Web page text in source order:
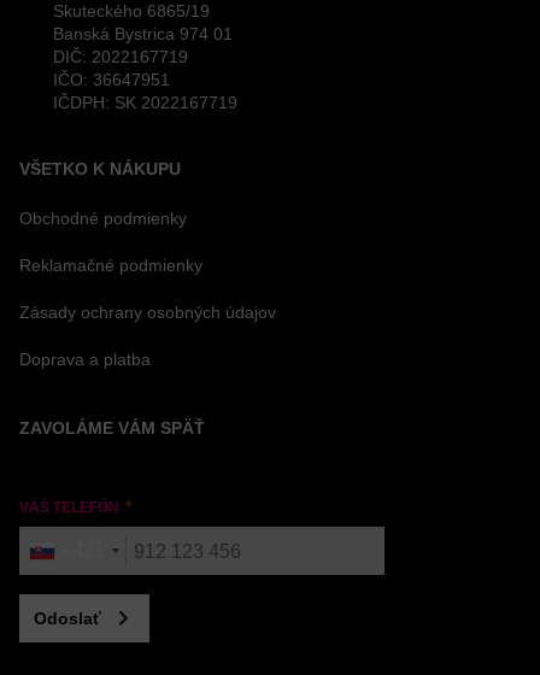
Skuteckého 6865/19
Banská Bystrica 974 01
DIČ: 2022167719
IČO: 36647951
IČDPH: SK 2022167719
VŠETKO K NÁKUPU
Obchodné podmienky
Reklamačné podmienky
Zásady ochrany osobných údajov
Doprava a platba
ZAVOLÁME VÁM SPÄŤ
VÁŠ TELEFÓN
Odoslať